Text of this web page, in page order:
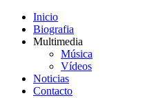
Inicio
Biografia
Multimedia
Música
Vídeos
Noticias
Contacto